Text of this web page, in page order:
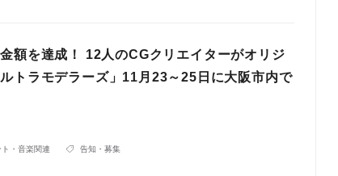
額を達成！ 12人のCGクリエイターがオリジ
トラモデラーズ」11月23～25日に大阪市内で
・音楽関連 告知・募集